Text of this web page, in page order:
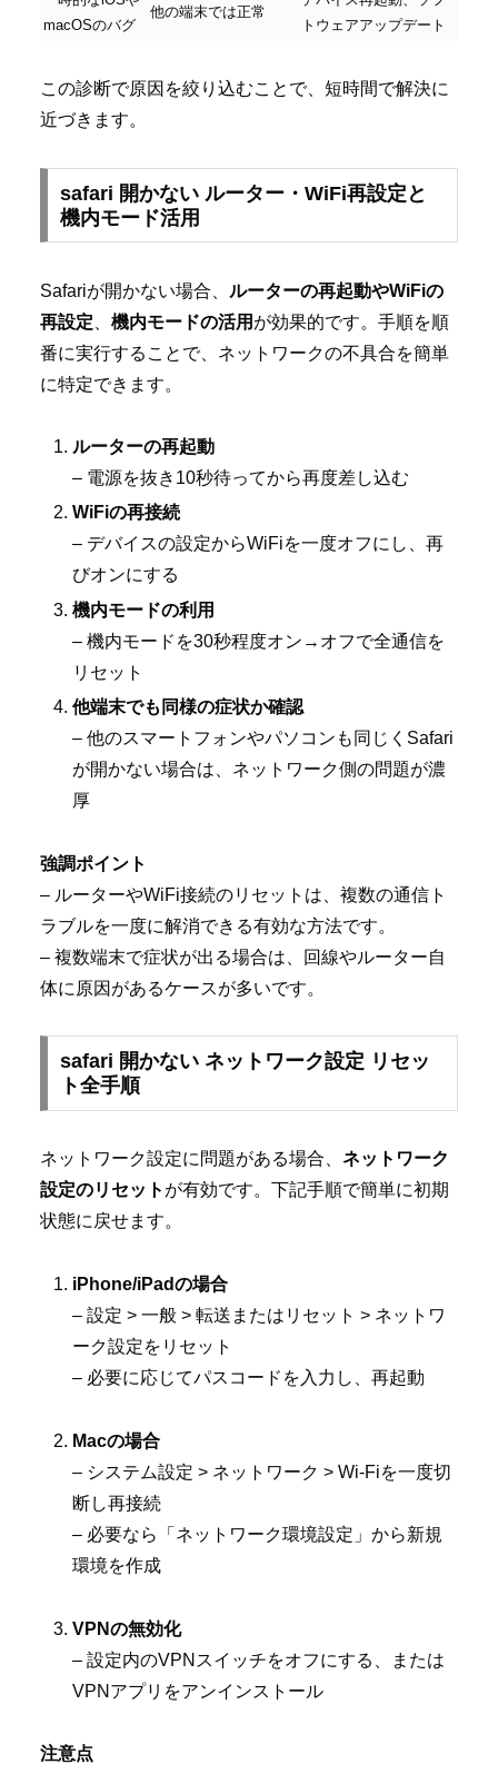
macOSのバグ
他の端末では正常
トウェアアップデート
この診断で原因を絞り込むことで、短時間で解決に
近づきます。
safari 開かない ルーター・WiFi再設定と
機内モード活用
Safariが開かない場合、 ルーターの再起動やWiFiの
再設定
機内モードの活用 が効果的です。手順を順
番に実行することで、ネットワークの不具合を簡単
に特定できます。
ルーターの再起動
– 電源を抜き10秒待ってから再度差し込む
WiFiの再接続
– デバイスの設定からWiFiを一度オフにし、再
びオンにする
機内モードの利用
– 機内モードを30秒程度オン→オフで全通信を
リセット
他端末でも同様の症状か確認
– 他のスマートフォンやパソコンも同じくSafari
が開かない場合は、ネットワーク側の問題が濃
厚
強調ポイント
– ルーターやWiFi接続のリセットは、複数の通信ト
ラブルを一度に解消できる有効な方法です。
– 複数端末で症状が出る場合は、回線やルーター自
体に原因があるケースが多いです。
safari 開かない ネットワーク設定 リセッ
ト全手順
ネットワーク設定に問題がある場合、 ネットワーク
設定のリセット が有効です。下記手順で簡単に初期
状態に戻せます。
iPhone/iPadの場合
– 設定 > 一般 > 転送またはリセット > ネットワ
ーク設定をリセット
– 必要に応じてパスコードを入力し、再起動
Macの場合
– システム設定 > ネットワーク > Wi-Fiを一度切
断し再接続
– 必要なら「ネットワーク環境設定」から新規
環境を作成
VPNの無効化
– 設定内のVPNスイッチをオフにする、または
VPNアプリをアンインストール
注意点